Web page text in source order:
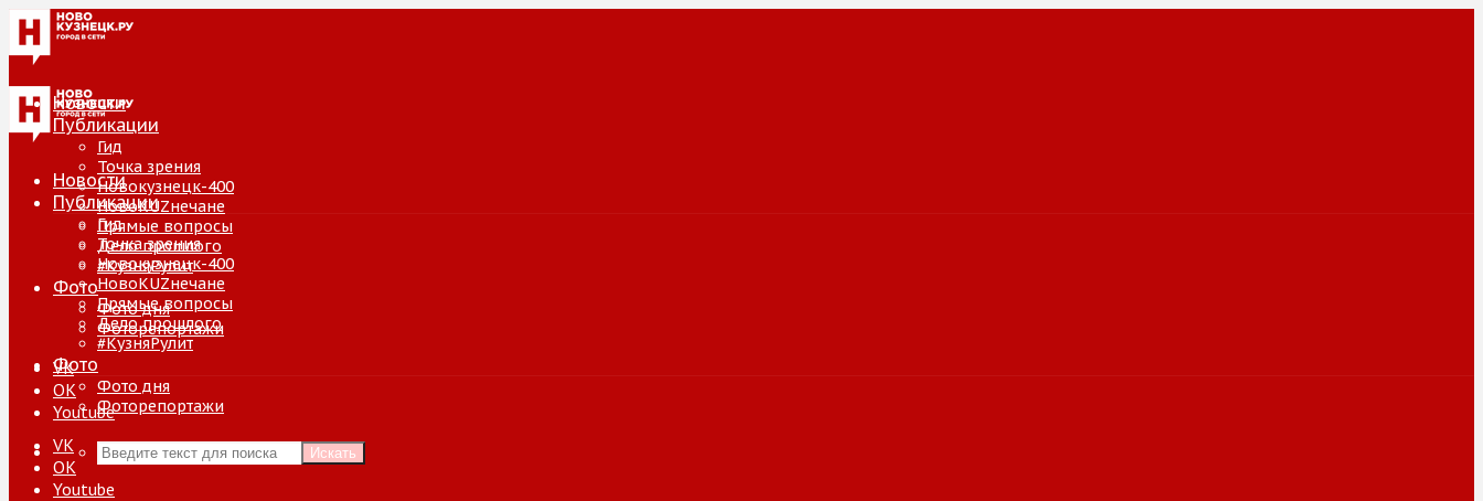
Новости
Публикации
Гид
Точка зрения
Новокузнецк-400
НовоKUZнечане
Прямые вопросы
Дело прошлого
#КузняРулит
Фото
Фото дня
Фоторепортажи
VK
ОК
Youtube
Искать
Новости
Публикации
Гид
Точка зрения
Новокузнецк-400
НовоKUZнечане
Прямые вопросы
Дело прошлого
#КузняРулит
Фото
Фото дня
Фоторепортажи
VK
ОК
Youtube